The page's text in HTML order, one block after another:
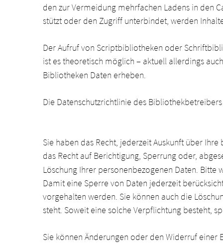
den zur Vermeidung mehrfachen Ladens in den
stützt oder den Zugriff unterbindet, werden
Der Aufruf von Scriptbibliotheken oder
ist es theoretisch möglich – aktuell allerdings
Bibliotheken Daten erheben.
Die Datenschutzrichtlinie des
Sie haben das Recht, jederzeit Auskunft über
das Recht auf Berichtigung, Sperrung oder,
Löschung Ihrer personenbezogenen Daten.
Damit eine Sperre von Daten jederzeit
vorgehalten werden. Sie können auch die
steht. Soweit eine solche Verpflichtung besteht,
Sie können Änderungen oder den Widerruf